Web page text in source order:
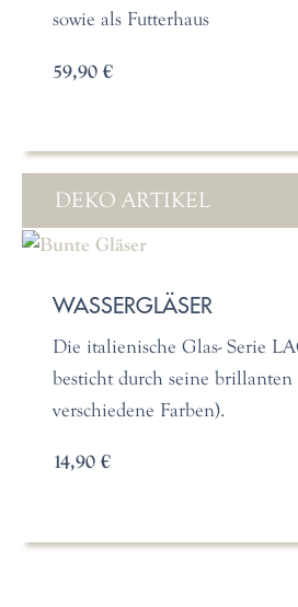
sowie als Futterhaus
59,90 €
DEKO ARTIKEL
WASSERGLÄSER
Die italienische Glas- Serie
besticht durch seine brillanten
verschiedene Farben).
14,90 €